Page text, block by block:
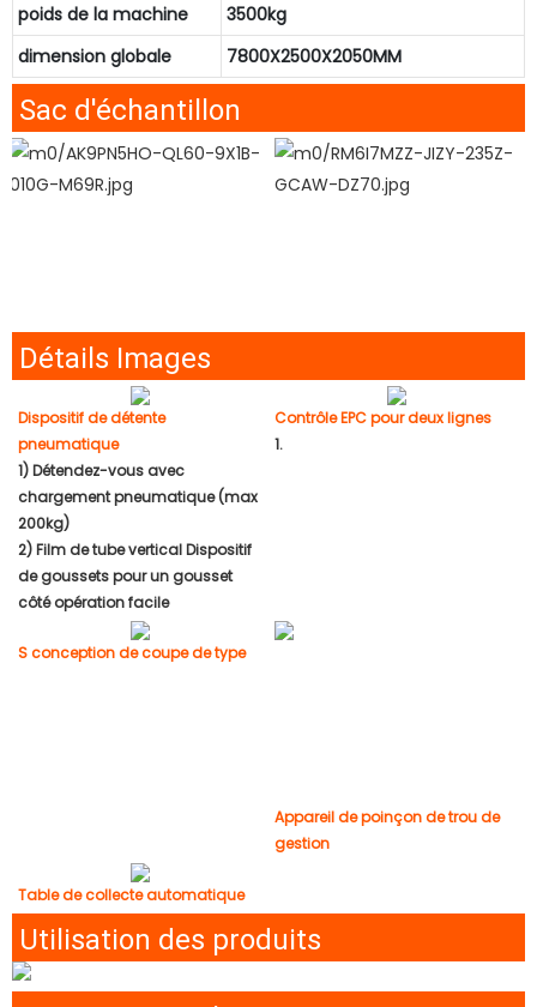
poids de la machine
3500kg
dimension globale
7800X2500X2050MM
Sac d'échantillon
Détails Images
Dispositif de détente
pneumatique
1) Détendez-vous avec
chargement pneumatique (max
200kg)
2) Film de tube vertical Dispositif
de goussets pour un gousset
côté opération facile
Contrôle EPC pour deux lignes
1.
S conception de coupe de type
Appareil de poinçon de trou de
gestion
Table de collecte automatique
Utilisation des produits